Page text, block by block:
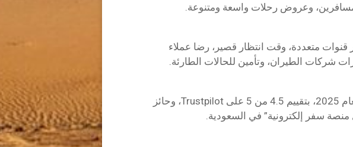
وعروض رحلات واسعة ومتنوعة.
متعددة، وقت انتظار قصير، رضا عملاء
شركات الطيران، وتأمين للحالات الطارئة.
الأكثر تحميلًا في المنطقة لعام 2025، بتقييم 4.5 من 5 على Trustpilot، وحائز
سفر إلكترونية” في السعودية.